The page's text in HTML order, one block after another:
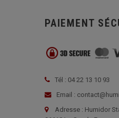
PAIEMENT
Tél : 04 22 13 10 93
Email :
Adresse : Humidor